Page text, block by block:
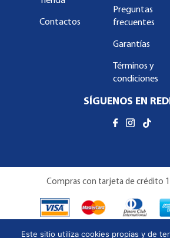
Contactos
Preguntas
frecuentes
Garantías
Términos y
condiciones
SÍGUENOS EN
Compras con tarjeta de crédito
Este sitio utiliza cookies propias y de